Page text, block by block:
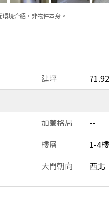
境介紹，非物件本身。
建坪
加蓋格局 --
樓層 1-4
大門朝向 西北